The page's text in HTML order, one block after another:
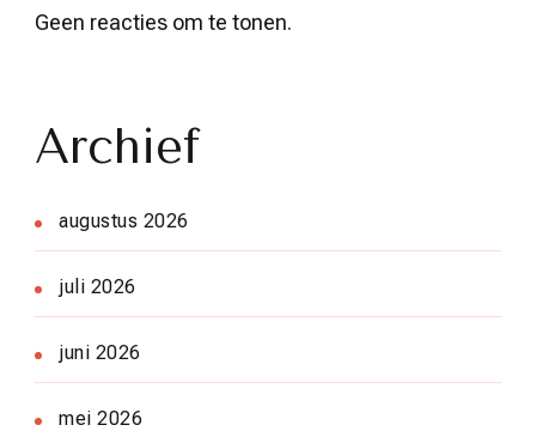
Geen reacties om te tonen.
Archief
augustus 2026
juli 2026
juni 2026
mei 2026